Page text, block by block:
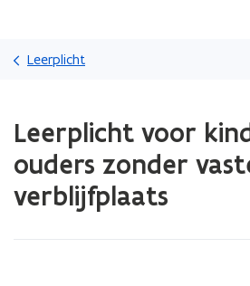
gaan
Leerplicht
met
laden.
zich
Leerplicht voor
ouders zonder
verblijfplaats